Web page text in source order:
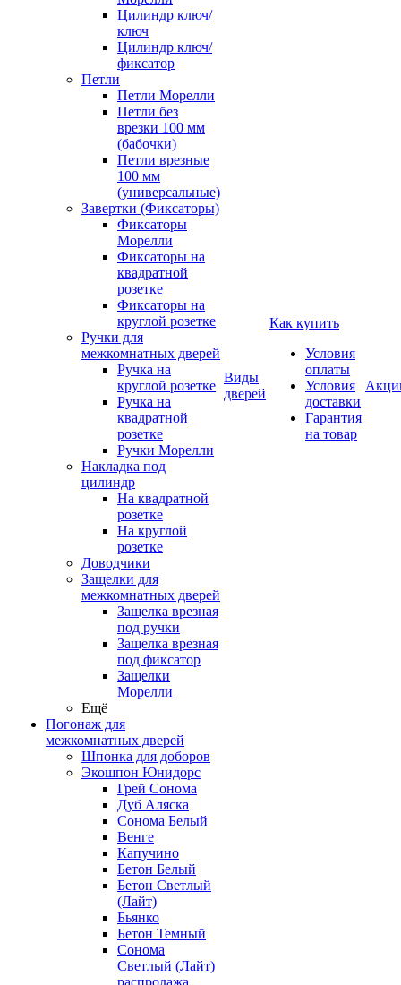
Цилиндр ключ/
ключ
Цилиндр ключ/
фиксатор
Петли
Петли Морелли
Петли без
врезки 100 мм
(бабочки)
Петли врезные
100 мм
(универсальные)
Завертки (Фиксаторы)
Фиксаторы
Морелли
Фиксаторы на
квадратной
розетке
Фиксаторы на
круглой розетке
Ручки для
межкомнатных дверей
Ручка на
круглой розетке
Ручка на
квадратной
розетке
Ручки Морелли
Накладка под
цилиндр
На квадратной
розетке
На круглой
розетке
Доводчики
Защелки для
межкомнатных дверей
Защелка врезная
под ручки
Защелка врезная
под фиксатор
Защелки
Морелли
Ещё
Погонаж для
межкомнатных дверей
Шпонка для доборов
Экошпон Юнидорс
Грей Сонома
Дуб Аляска
Сонома Белый
Венге
Капучино
Бетон Белый
Бетон Светлый
(Лайт)
Бьянко
Бетон Темный
Сонома
Светлый (Лайт)
распродажа
Виды
дверей
Как купить
Условия
оплаты
Условия
доставки
Гарантия
на товар